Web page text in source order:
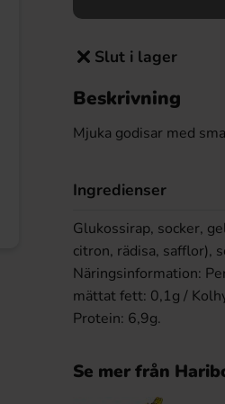
Slut i lager
Beskrivning
Mjuka godisar med
Ingredienser
Glukossirap, socker,
citron, rädisa, safflor),
Näringsinformation:
mättat fett: 0,1g /
Protein: 6,9g.
Se mer från